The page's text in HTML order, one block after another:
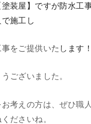
装屋】ですが防水工
施工し
をご提供いたします！
ございました。
考えの方は、ぜひ職
ださいね。